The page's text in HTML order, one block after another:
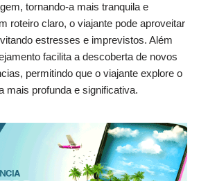
tornando-a mais tranquila e
roteiro claro, o viajante pode aproveitar
estresses e imprevistos. Além
facilita a descoberta de novos
permitindo que o viajante explore o
mais profunda e significativa.